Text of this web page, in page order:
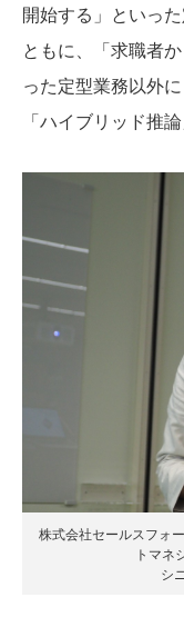
開始する」といっ
ともに、「求職者
った定型業務以外
「ハイブリッド推
株式会社セールスフォ
トマネ
シ